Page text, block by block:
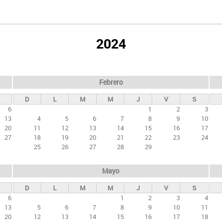
2024
6
13
20
27
Febrero
D L M M J V
S
1
2
3
4
5 6 7 8 9
10
11
12 13 14 15 16
17
18
19 20 21 22 23
24
25
26 27 28 29
6
13
20
Mayo
D L M M J V
S
1
2 3
4
5
6 7 8 9 10
11
12
13 14 15 16 17
18